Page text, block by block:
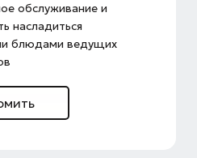
обслуживание и
насладиться
блюдами ведущих